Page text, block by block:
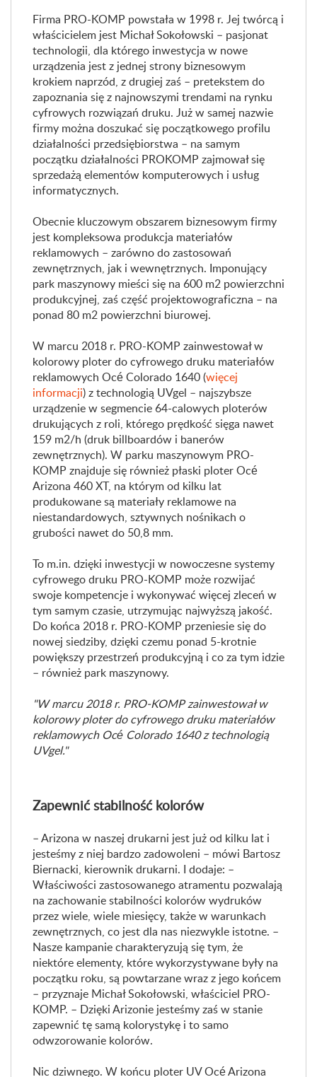
Firma PRO-KOMP powstała w 1998 r. Jej twórcą i
właścicielem jest Michał Sokołowski – pasjonat
technologii, dla którego inwestycja w nowe
urządzenia jest z jednej strony biznesowym
krokiem naprzód, z drugiej zaś – pretekstem do
zapoznania się z najnowszymi trendami na rynku
cyfrowych rozwiązań druku. Już w samej nazwie
firmy można doszukać się początkowego profilu
działalności przedsiębiorstwa – na samym
początku działalności PROKOMP zajmował się
sprzedażą elementów komputerowych i usług
informatycznych.
Obecnie kluczowym obszarem biznesowym firmy
jest kompleksowa produkcja materiałów
reklamowych – zarówno do zastosowań
zewnętrznych, jak i wewnętrznych. Imponujący
park maszynowy mieści się na 600 m2 powierzchni
produkcyjnej, zaś część projektowograficzna – na
ponad 80 m2 powierzchni biurowej.
W marcu 2018 r. PRO-KOMP zainwestował w
kolorowy ploter do cyfrowego druku materiałów
reklamowych Océ Colorado 1640 (więcej
informacji) z technologią UVgel – najszybsze
urządzenie w segmencie 64-calowych ploterów
drukujących z roli, którego prędkość sięga nawet
159 m2/h (druk billboardów i banerów
zewnętrznych). W parku maszynowym PRO-
KOMP znajduje się również płaski ploter Océ
Arizona 460 XT, na którym od kilku lat
produkowane są materiały reklamowe na
niestandardowych, sztywnych nośnikach o
grubości nawet do 50,8 mm.
To m.in. dzięki inwestycji w nowoczesne systemy
cyfrowego druku PRO-KOMP może rozwijać
swoje kompetencje i wykonywać więcej zleceń w
tym samym czasie, utrzymując najwyższą jakość.
Do końca 2018 r. PRO-KOMP przeniesie się do
nowej siedziby, dzięki czemu ponad 5-krotnie
powiększy przestrzeń produkcyjną i co za tym idzie
– również park maszynowy.
"W marcu 2018 r. PRO-KOMP zainwestował w
kolorowy ploter do cyfrowego druku materiałów
reklamowych Océ Colorado 1640 z technologią
UVgel."
Zapewnić stabilność kolorów
– Arizona w naszej drukarni jest już od kilku lat i
jesteśmy z niej bardzo zadowoleni – mówi Bartosz
Biernacki, kierownik drukarni. I dodaje: –
Właściwości zastosowanego atramentu pozwalają
na zachowanie stabilności kolorów wydruków
przez wiele, wiele miesięcy, także w warunkach
zewnętrznych, co jest dla nas niezwykle istotne. –
Nasze kampanie charakteryzują się tym, że
niektóre elementy, które wykorzystywane były na
początku roku, są powtarzane wraz z jego końcem
– przyznaje Michał Sokołowski, właściciel PRO-
KOMP. – Dzięki Arizonie jesteśmy zaś w stanie
zapewnić tę samą kolorystykę i to samo
odwzorowanie kolorów.
Nic dziwnego. W końcu ploter UV Océ Arizona